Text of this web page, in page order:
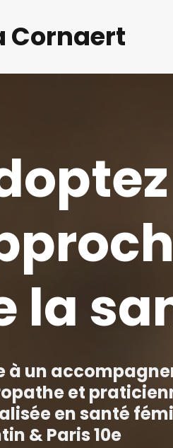
Cornaert
la
à un
et
en santé
& Paris 10e